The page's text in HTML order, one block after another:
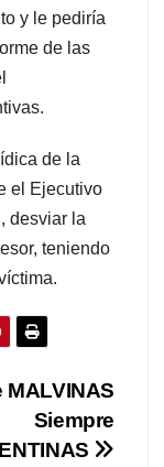
y le pediría
de las
de la
el Ejecutivo
desviar la
teniendo
MALVINAS
Siempre